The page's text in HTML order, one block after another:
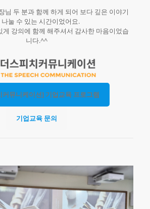
님 두 분과 함께 하게 되어 보다 깊은 이야기
나눌 수 있는 시간이었어요.
게 강의에 함께 해주셔서 감사한 마음이었습
니다.^^
커뮤니케이션] 기업교육 프로그램
기업교육 문의